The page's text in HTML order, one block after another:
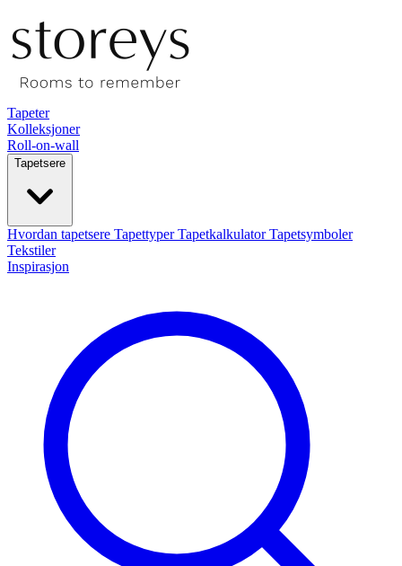
Tapeter
Kolleksjoner
Roll-on-wall
Tapetsere
Hvordan tapetsere TapettyperTapetkalkulatorTapetsymboler
Tekstiler
Inspirasjon